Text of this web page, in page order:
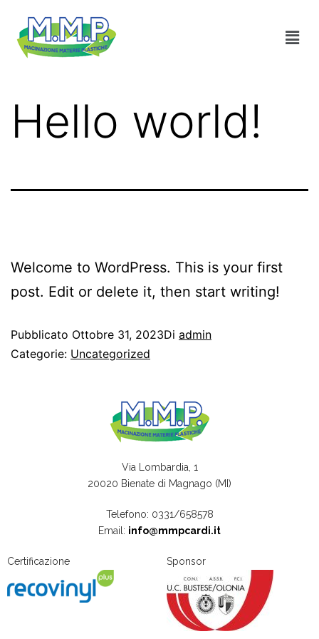
Hello world!
Welcome to WordPress. This is your first
post. Edit or delete it, then start writing!
Pubblicato Ottobre 31, 2023Di admin
Categorie: Uncategorized
Via Lombardia, 1
20020 Bienate di Magnago (MI)
Telefono: 0331/658578
Email: info@mmpcardi.it
Certificazione Sponsor